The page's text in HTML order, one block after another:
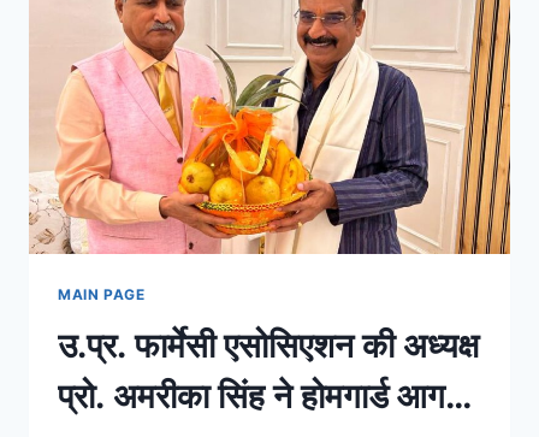
देश-
दुनिया,
बिजनेस
और
खेल
के
बड़े
अपडेट्स
|
INDIAPRIMETV
MAIN PAGE
उ.प्र. फार्मेसी एसोसिएशन की अध्यक्ष
प्रो. अमरीका सिंह ने होमगार्ड आगरा